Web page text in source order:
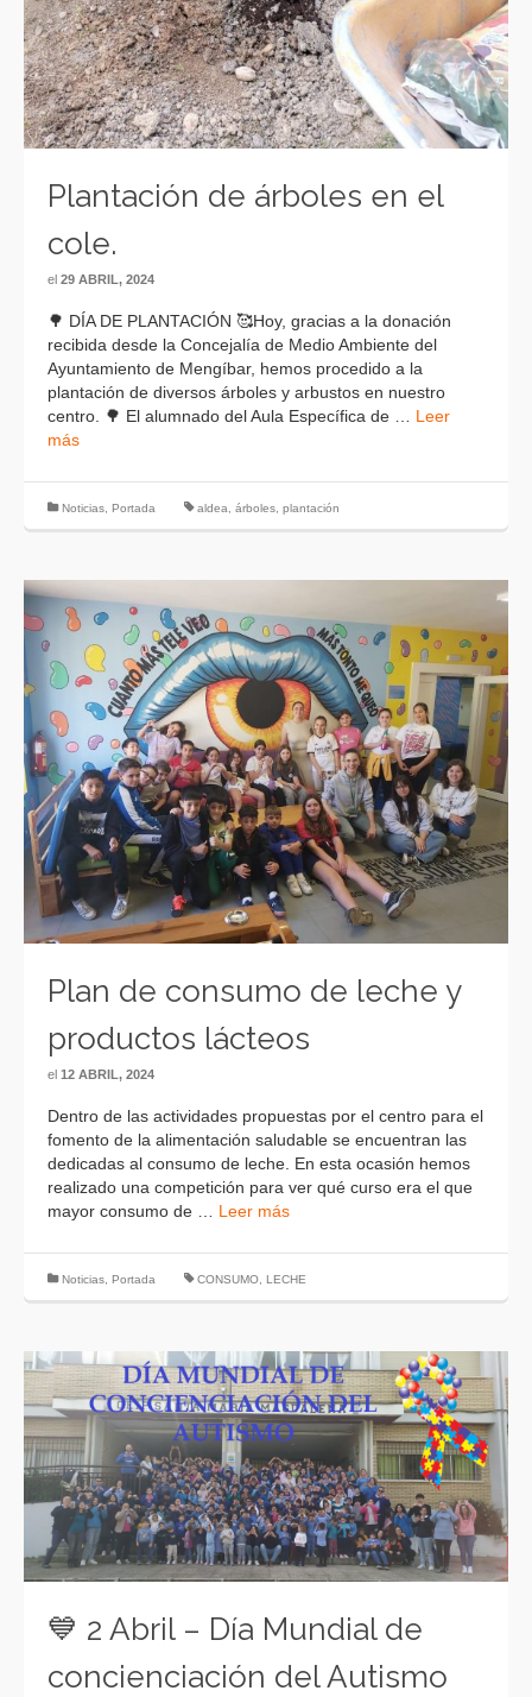
Plantación de árboles en el
cole.
el 29 ABRIL, 2024
🌳 DÍA DE PLANTACIÓN 🥰Hoy, gracias a la donación
recibida desde la Concejalía de Medio Ambiente del
Ayuntamiento de Mengíbar, hemos procedido a la
plantación de diversos árboles y arbustos en nuestro
centro. 🌳 El alumnado del Aula Específica de … Leer
más
Noticias, Portada aldea, árboles, plantación
Plan de consumo de leche y
productos lácteos
el 12 ABRIL, 2024
Dentro de las actividades propuestas por el centro para el
fomento de la alimentación saludable se encuentran las
dedicadas al consumo de leche. En esta ocasión hemos
realizado una competición para ver qué curso era el que
mayor consumo de … Leer más
Noticias, Portada CONSUMO, LECHE
💙 2 Abril – Día Mundial de
concienciación del Autismo